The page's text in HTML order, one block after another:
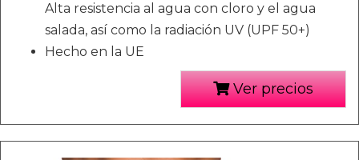
Alta resistencia al agua con cloro y el agua
salada, así como la radiación UV (UPF 50+)
Hecho en la UE
Ver precios